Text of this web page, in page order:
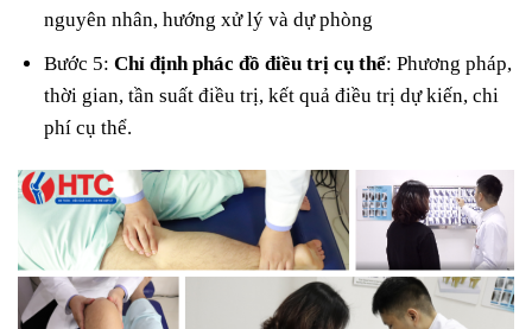
nguyên nhân, hướng xử lý và dự phòng
Bước 5:Chỉ định phác đồ điều trị cụ thể: Phương pháp,
thời gian, tần suất điều trị, kết quả điều trị dự kiến, chi
phí cụ thể.